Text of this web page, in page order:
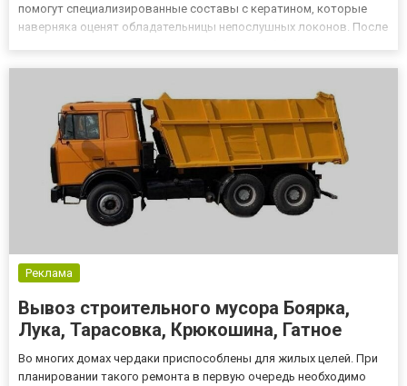
помогут специализированные составы с кератином, которые
наверняка оценят обладательницы непослушных локонов. После
Реклама
Вывоз строительного мусора Боярка,
Лука, Тарасовка, Крюкошина, Гатное
Во многих домах чердаки приспособлены для жилых целей. При
планировании такого ремонта в первую очередь необходимо